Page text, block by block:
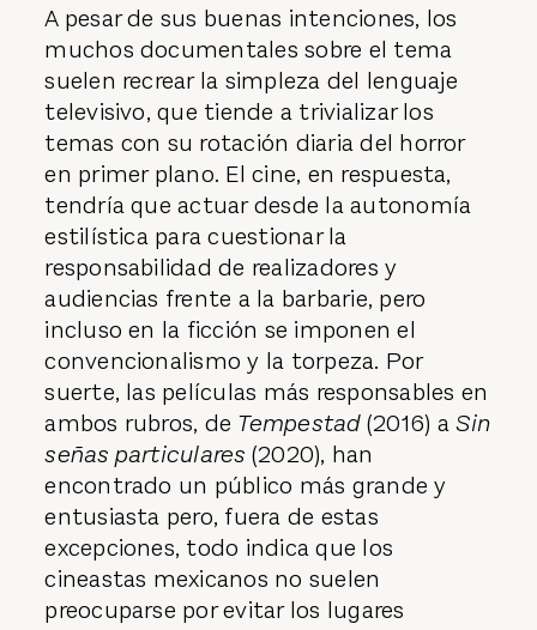
A pesar de sus buenas intenciones, los
muchos documentales sobre el tema
suelen recrear la simpleza del lenguaje
televisivo, que tiende a trivializar los
temas con su rotación diaria del horror
en primer plano. El cine, en respuesta,
tendría que actuar desde la autonomía
estilística para cuestionar la
responsabilidad de realizadores y
audiencias frente a la barbarie, pero
incluso en la ficción se imponen el
convencionalismo y la torpeza. Por
suerte, las películas más responsables en
ambos rubros, de Tempestad(2016) aSin
señas particulares (2020), han
encontrado un público más grande y
entusiasta pero, fuera de estas
excepciones, todo indica que los
cineastas mexicanos no suelen
preocuparse por evitar los lugares